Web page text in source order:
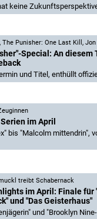
keine
, The Punisher: One Last Kill , Jon
Special: An diesem
und Titel, enthüllt
im April
bis "Malcolm mittendrin",
treibt Schabernack
im April: Finale für
und "Das Geisterhaus"
und "Brooklyn